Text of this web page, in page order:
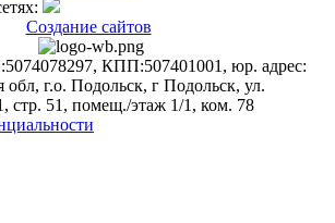
Создание сайтов
КПП:507401001, юр. адрес:
обл, г.о. Подольск, г Подольск, ул.
стр. 51, помещ./этаж 1/1, ком. 78